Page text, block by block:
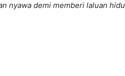
nyawa demi memberi laluan